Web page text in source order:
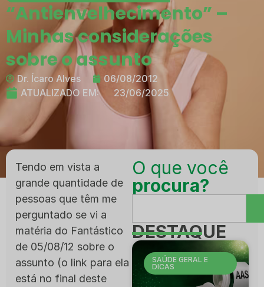
“Antienvelhecimento” –
Minhas considerações
sobre o assunto
Dr. Ícaro Alves
06/08/2012
ATUALIZADO EM:
23/06/2025
Tendo em vista a
grande quantidade de
pessoas que têm me
perguntado se vi a
matéria do Fantástico
de 05/08/12 sobre o
assunto (o link para ela
está no final deste
O que você
procura?
DESTAQUE
SAÚDE GERAL E
DICAS